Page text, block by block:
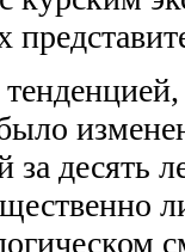
за десять